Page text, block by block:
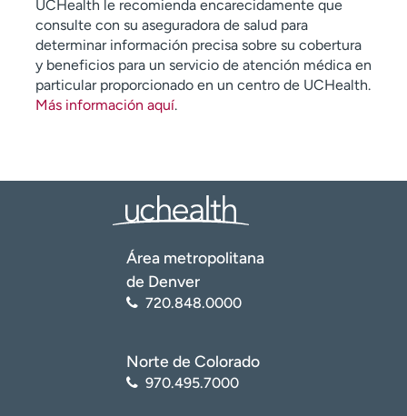
UCHealth le recomienda encarecidamente que
consulte con su aseguradora de salud para
determinar información precisa sobre su cobertura
y beneficios para un servicio de atención médica en
particular proporcionado en un centro de UCHealth.
Más información aquí.
Área metropolitana
de Denver
720.848.0000
Norte de Colorado
970.495.7000